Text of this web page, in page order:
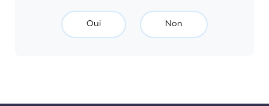
Oui Non